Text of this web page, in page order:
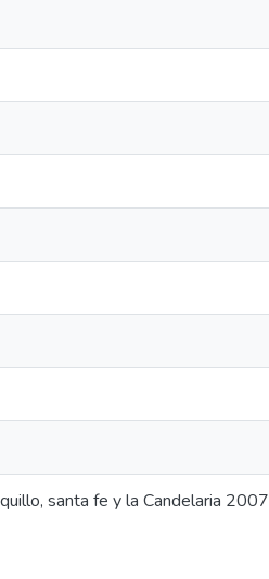
santa fe y la Candelaria 2007